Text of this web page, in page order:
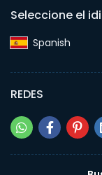
Seleccione el
Spanish‎
REDES